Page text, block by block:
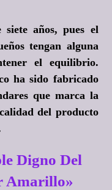
siete años, pues el
tengan alguna
el equilibrio.
ha sido fabricado
que marca la
del producto
Digno Del
Amarillo»